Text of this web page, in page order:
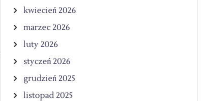
kwiecień 2026
marzec 2026
luty 2026
styczeń 2026
grudzień 2025
listopad 2025